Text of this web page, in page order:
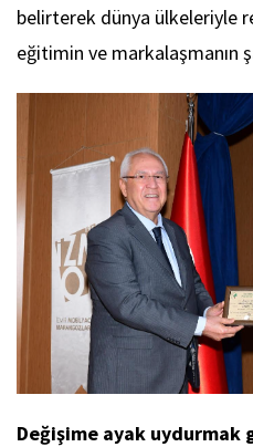
belirterek dünya ülkeleriyle
eğitimin ve markalaşmanın
Değişime ayak uydurmak